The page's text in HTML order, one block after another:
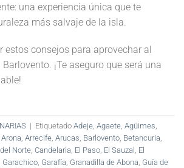
una experiencia única que te
más salvaje de la isla.
estos consejos para aprovechar al
¡Te aseguro que será una
| Etiquetado Adeje Agaete Agüimes
Arona Arrecife Arucas Barlovento Betancuria
Norte Candelaria El Paso El Sauzal El
Garachico Garafía Granadilla de Abona Guía de